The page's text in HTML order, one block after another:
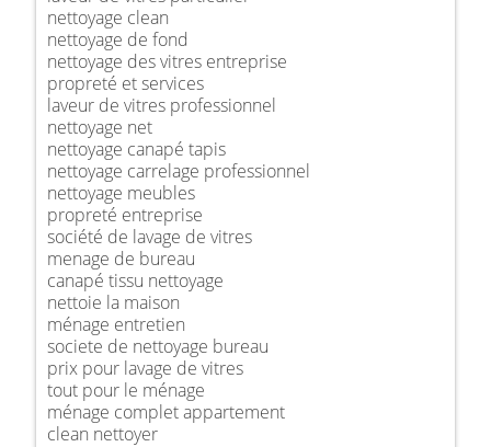
nettoyage clean
nettoyage de fond
nettoyage des vitres entreprise
propreté et services
laveur de vitres professionnel
nettoyage net
nettoyage canapé tapis
nettoyage carrelage professionnel
nettoyage meubles
propreté entreprise
société de lavage de vitres
menage de bureau
canapé tissu nettoyage
nettoie la maison
ménage entretien
societe de nettoyage bureau
prix pour lavage de vitres
tout pour le ménage
ménage complet appartement
clean nettoyer